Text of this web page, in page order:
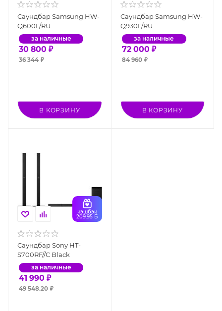
Саундбар Samsung HW-
Q600F/RU
за наличные
30 800 ₽
36 344 ₽
В КОРЗИНУ
Саундбар Samsung HW-
Q930F/RU
за наличные
72 000 ₽
84 960 ₽
В КОРЗИНУ
кэшбэк
209.95 Б
Саундбар Sony HT-
S700RF//C Black
за наличные
41 990 ₽
49 548.20 ₽